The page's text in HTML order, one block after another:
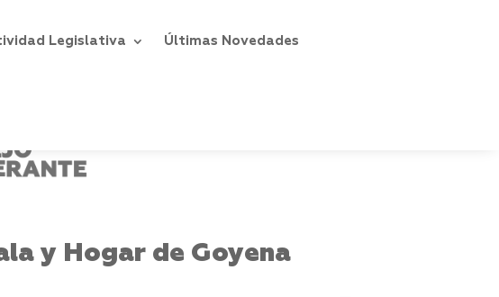
Legislativa Últimas Novedades
y Hogar de Goyena